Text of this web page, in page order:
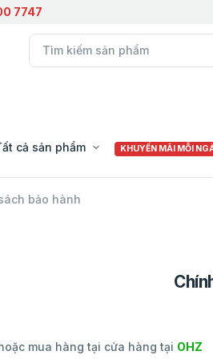
7747
cả sản phẩm KHUYẾN MÃI MỖI
bảo hành
mua hàng tại cửa hàng tại OHZ